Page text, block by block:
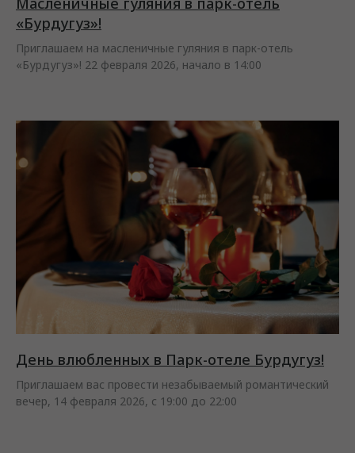
«Бурдугуз»!
Приглашаем на масленичные гуляния в парк-отель
«Бурдугуз»! 22 февраля 2026, начало в 14:00
День влюбленных в Парк-отеле Бурдугуз!
Приглашаем вас провести незабываемый романтический
вечер, 14 февраля 2026, с 19:00 до 22:00